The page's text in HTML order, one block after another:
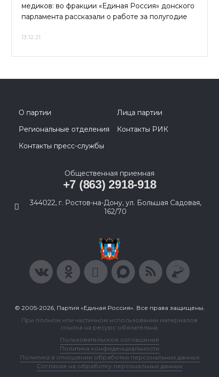
медиков: во фракции «Единая Россия» донского
парламента рассказали о работе за полугодие
13.12.21
О партии
Лица партии
Региональные отделения
Контакты РИК
Контакты пресс-службы
Общественная приемная
+7 (863) 2918-918
344022, г. Ростов-на-Дону, ул. Большая Садовая,
162/70
© 2005-2026, Партия «Единая Россия». Все права защищены.
При полном или частичном использовании материалов
ссылка на ресурс обязательна.
Пользовательское соглашение
Политика конфиденциальности
Политика в отношении обработки персональных данных
Согласие на обработку персональных данных